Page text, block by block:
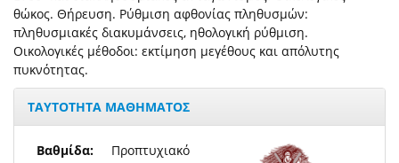
θώκος. Θήρευση. Ρύθμιση αφθονίας πληθυσμών:
πληθυσμιακές διακυμάνσεις, ηθολογική ρύθμιση.
Οικολογικές μέθοδοι: εκτίμηση μεγέθους και απόλυτης
πυκνότητας.
ΤΑΥΤΟΤΗΤΑ ΜΑΘΗΜΑΤΟΣ
Βαθμίδα:
Προπτυχιακό